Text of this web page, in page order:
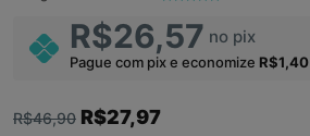
R$26,57 no pix
Pague com pix e economize R$1,40
R$46,90 R$27,97